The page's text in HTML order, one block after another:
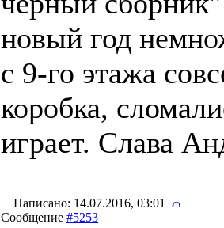
новый год
с 9-го этажа
коробка,
играет. Слава
Написано: 14.07.2016, 03:01
Сообщение #5253